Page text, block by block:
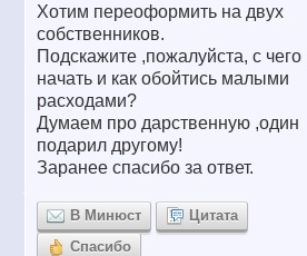
Хотим переоформить на двух
собственников.
Подскажите ,пожалуйста, с чего
начать и как обойтись малыми
расходами?
Думаем про дарственную ,один
подарил другому!
Заранее спасибо за ответ.
В Минюст
Цитата
Спасибо